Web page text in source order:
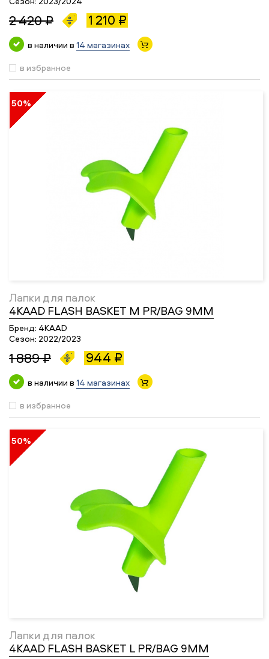
2 420 ₽ 1 210 ₽
в наличии в 14 магазинах
в избранное
50%
Лапки для палок
4KAAD FLASH BASKET M PR/BAG 9MM
Бренд: 4KAAD
Сезон: 2022/2023
1 889 ₽ 944 ₽
в наличии в 14 магазинах
в избранное
50%
Лапки для палок
4KAAD FLASH BASKET L PR/BAG 9MM